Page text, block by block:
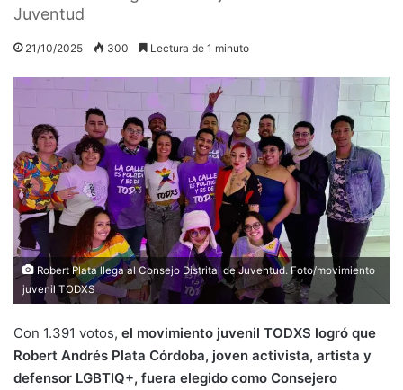
Juventud
21/10/2025 300 Lectura de 1 minuto
Robert Plata llega al Consejo Distrital de Juventud. Foto/movimiento
juvenil TODXS
Con 1.391 votos, el movimiento juvenil TODXS logró que
Robert Andrés Plata Córdoba, joven activista, artista y
defensor LGBTIQ+, fuera elegido como Consejero